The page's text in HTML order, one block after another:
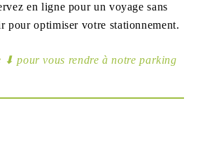
en ligne pour un voyage sans
pour optimiser votre stationnement.
⬇ pour vous rendre à notre parking